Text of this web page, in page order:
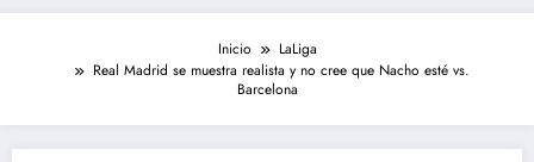
Inicio
LaLiga
Real Madrid se muestra realista y no cree que Nacho esté vs.
Barcelona